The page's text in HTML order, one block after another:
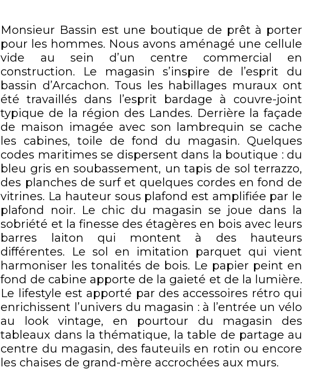
Monsieur Bassin est une boutique de prêt à porter
pour les hommes. Nous avons aménagé une cellule
vide au sein d’un centre commercial en
construction. Le magasin s’inspire de l’esprit du
bassin d’Arcachon. Tous les habillages muraux ont
été travaillés dans l’esprit bardage à couvre-joint
typique de la région des Landes. Derrière la façade
de maison imagée avec son lambrequin se cache
les cabines, toile de fond du magasin. Quelques
codes maritimes se dispersent dans la boutique : du
bleu gris en soubassement, un tapis de sol terrazzo,
des planches de surf et quelques cordes en fond de
vitrines. La hauteur sous plafond est amplifiée par le
plafond noir. Le chic du magasin se joue dans la
sobriété et la finesse des étagères en bois avec leurs
barres laiton qui montent à des hauteurs
différentes. Le sol en imitation parquet qui vient
harmoniser les tonalités de bois. Le papier peint en
fond de cabine apporte de la gaieté et de la lumière.
Le lifestyle est apporté par des accessoires rétro qui
enrichissent l’univers du magasin : à l’entrée un vélo
au look vintage, en pourtour du magasin des
tableaux dans la thématique, la table de partage au
centre du magasin, des fauteuils en rotin ou encore
les chaises de grand-mère accrochées aux murs.